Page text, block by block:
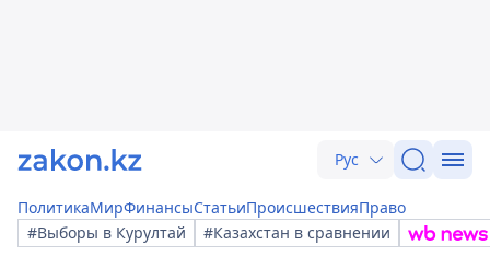
Рус
ПолитикаМирФинансыСтатьиПроисшествияПраво
#Выборы в Курултай
#Казахстан в сравнении